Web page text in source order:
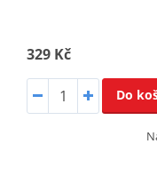
329 Kč
Do